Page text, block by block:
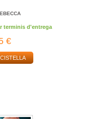
terminis d'entrega
€